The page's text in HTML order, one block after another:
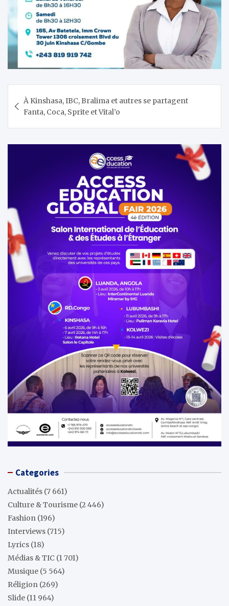
de
l’article
À Kinshasa, IBC, Bralima et autres se partagent
Fanta, Coca, Sprite et Vital’o
Categories
Actualités (7 661)
Culture & Tourisme (2 446)
Fashion (196)
Interviews (715)
Lyrics (18)
Médias & TIC (1 701)
Musique (5 564)
Réligion (269)
Slide (11 964)